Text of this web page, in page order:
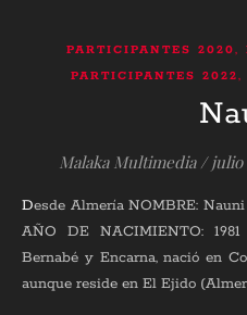
PARTICIPANTES 2020,
PARTICIPANTES 2022,
Malaka Multimedia / julio
Desde Almería NOMBRE: Nauni LOCALIDAD: El Ejido, Almería.
AÑO DE NACIMIENTO:
Bernabé y Encarna, nació en
aunque reside en El Ejido